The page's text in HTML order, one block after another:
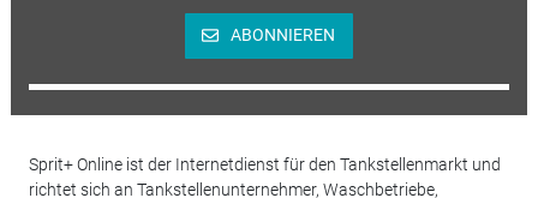
ABONNIEREN
Sprit+ Online ist der Internetdienst für den Tankstellenmarkt und
richtet sich an Tankstellenunternehmer, Waschbetriebe,